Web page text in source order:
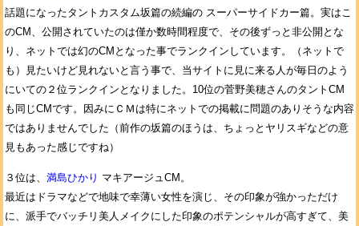
話題になったタントカスタム坂篇の続編の スーパーサイドカー篇。実はこ
のCM、公開されていたのは僅か数時間程度で、その後ずっと非公開とな
り、ネットでは幻のCMとなった事でランクインしています。（ネットで
も）見たいけど見れないと言う事で、当サイトに見に来る人が毎日のよう
にいての２位ランクインとなりました。10位の菅野美穂さんのタントCM
も同じCMです。因みにＣＭは特にネットでの掲載に問題のありそうな内容
ではありませんでした（前作の坂篇のほうは、ちょっとヤリスギなどの意
見もあった感じですね）
３位は、 満島ひかり マキアージュCM。
最近はドラマなどで地味で幸薄い女性を演じ、その印象が強かっただけ
に、派手でバッチリ美人メイクにした印象のポテンシャルが高すぎて、美